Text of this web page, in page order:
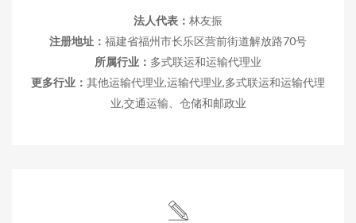
法人代表： 林友振
注册地址： 福建省福州市长乐区营前街道解放路70号
所属行业： 多式联运和运输代理业
更多行业： 其他运输代理业,运输代理业,多式联运和运输代理
业,交通运输、仓储和邮政业